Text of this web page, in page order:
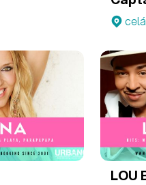
LOU